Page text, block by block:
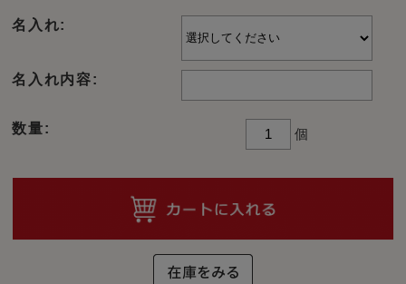
名入れ:
名入れ内容:
数量: 個